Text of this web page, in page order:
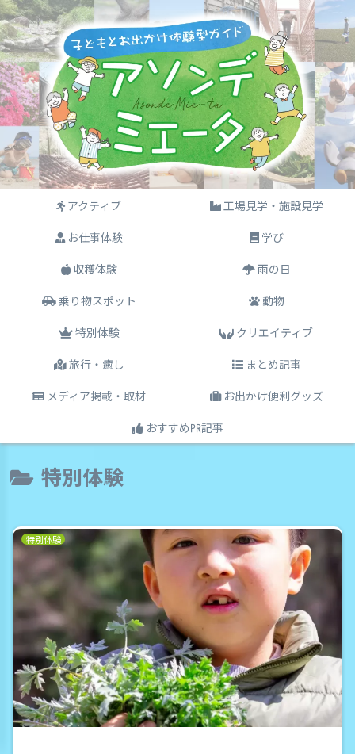
アクティブ
工場見学・施設見学
お仕事体験
学び
収穫体験
雨の日
乗り物スポット
動物
特別体験
クリエイティブ
旅行・癒し
まとめ記事
メディア掲載・取材
お出かけ便利グッズ
おすすめ㏚記事
特別体験
特別体験